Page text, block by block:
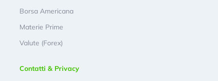
Borsa Americana
Materie Prime
Valute (Forex)
Contatti & Privacy